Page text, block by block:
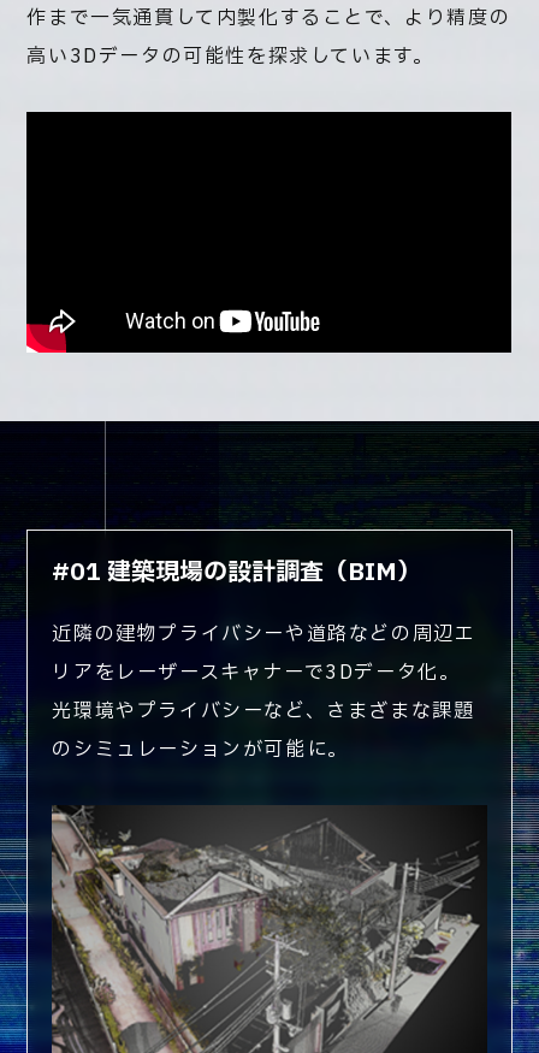
作まで一気通貫して内製化することで、より精度の
高い3Dデータの可能性を探求しています。
#01 建築現場の設計調査（BIM）
近隣の建物プライバシーや道路などの周辺エ
リアをレーザースキャナーで3Dデータ化。
光環境やプライバシーなど、さまざまな課題
のシミュレーションが可能に。